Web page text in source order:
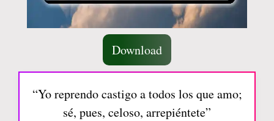
Download
“Yo reprendo castigo a todos los que amo;
sé, pues, celoso, arrepiéntete”